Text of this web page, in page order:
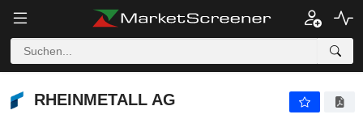
RHEINMETALL AG
RHEINMETALL AG